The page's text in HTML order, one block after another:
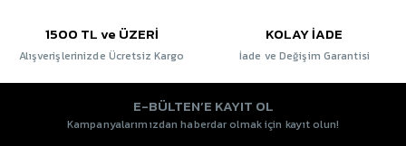
1500 TL ve ÜZERİ
Alışverişlerinizde Ücretsiz Kargo
KOLAY İADE
İade ve Değişim Garantisi
E-BÜLTEN’E KAYIT OL
Kampanyalarımızdan haberdar olmak için kayıt olun!